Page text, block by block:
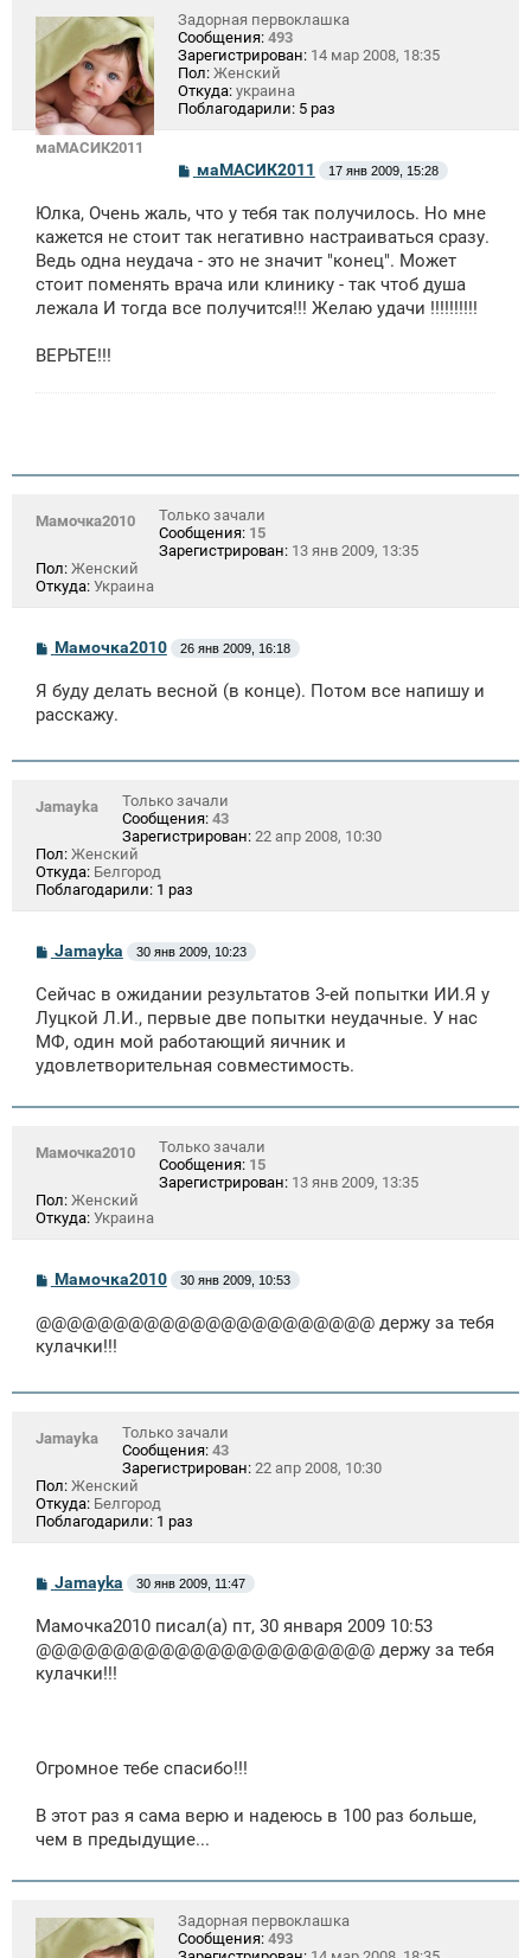
маМАСИК2011
Задорная первоклашка
Сообщения: 493
Зарегистрирован: 14 мар 2008, 18:35
Пол: Женский
Откуда: украина
Поблагодарили: 5 раз
С
б
щ
н
и
маМАСИК2011 17 янв 2009, 15:28
Юлка, Очень жаль, что у тебя так получилось. Но мне
кажется не стоит так негативно настраиваться сразу.
Ведь одна неудача - это не значит "конец". Может
стоит поменять врача или клинику - так чтоб душа
лежала И тогда все получится!!! Желаю удачи !!!!!!!!!!
ВЕРЬТЕ!!!
Мамочка2010
Только зачали
Сообщения: 15
Зарегистрирован: 13 янв 2009, 13:35
Пол: Женский
Откуда: Украина
С
б
щ
и
Мамочка2010 26 янв 2009, 16:18
Я буду делать весной (в конце). Потом все напишу и
расскажу.
Jamayka
Только зачали
Сообщения: 43
Зарегистрирован: 22 апр 2008, 10:30
Пол: Женский
Откуда: Белгород
Поблагодарили: 1 раз
б
щ
е
н
и
Jamayka 30 янв 2009, 10:23
Сейчас в ожидании результатов 3-ей попытки ИИ.Я у
Луцкой Л.И., первые две попытки неудачные. У нас
МФ, один мой работающий яичник и
удовлетворительная совместимость.
Мамочка2010
Только зачали
Сообщения: 15
Зарегистрирован: 13 янв 2009, 13:35
Пол: Женский
Откуда: Украина
С
б
щ
е
и
Мамочка2010 30 янв 2009, 10:53
@@@@@@@@@@@@@@@@@@@@@@ держу за тебя
кулачки!!!
Jamayka
Только зачали
Сообщения: 43
Зарегистрирован: 22 апр 2008, 10:30
Пол: Женский
Откуда: Белгород
Поблагодарили: 1 раз
б
щ
е
н
Jamayka 30 янв 2009, 11:47
Мамочка2010 писал(а) пт, 30 января 2009 10:53
@@@@@@@@@@@@@@@@@@@@@@ держу за тебя
кулачки!!!
Огромное тебе спасибо!!!
В этот раз я сама верю и надеюсь в 100 раз больше,
чем в предыдущие...
Задорная первоклашка
Сообщения: 493